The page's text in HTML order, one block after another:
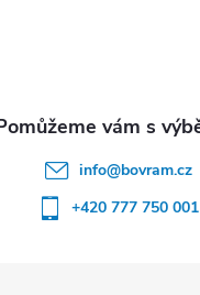
info@bovram.cz
+420 777 750 001